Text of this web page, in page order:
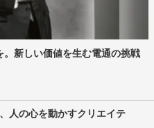
。新しい価値を生む電通の挑戦
人の心を動かすクリエイテ